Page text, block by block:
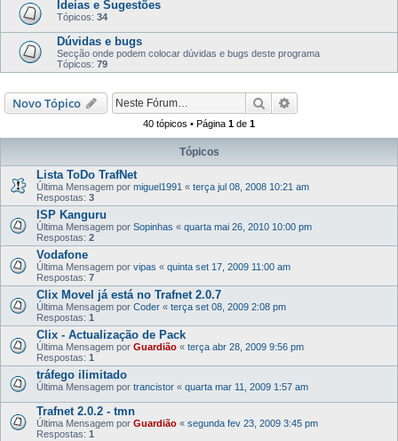
Ideias e Sugestões
Tópicos: 34
Dúvidas e bugs
Secção onde podem colocar dúvidas e bugs deste programa
Tópicos: 79
Novo Tópico Pesquisar
40 tópicos • Página 1 de 1
Tópicos
Lista ToDo TrafNet
Última Mensagem por miguel1991 « terça jul 08, 2008 10:21 am
Respostas: 3
ISP Kanguru
Última Mensagem por Sopinhas « quarta mai 26, 2010 10:00 pm
Respostas: 2
Vodafone
Última Mensagem por vipas « quinta set 17, 2009 11:00 am
Respostas: 7
Clix Movel já está no Trafnet 2.0.7
Última Mensagem por Coder « terça set 08, 2009 2:08 pm
Respostas: 1
Clix - Actualização de Pack
Última Mensagem por Guardião « terça abr 28, 2009 9:56 pm
Respostas: 1
tráfego ilimitado
Última Mensagem por trancistor « quarta mar 11, 2009 1:57 am
Trafnet 2.0.2 - tmn
Última Mensagem por Guardião « segunda fev 23, 2009 3:45 pm
Respostas: 1